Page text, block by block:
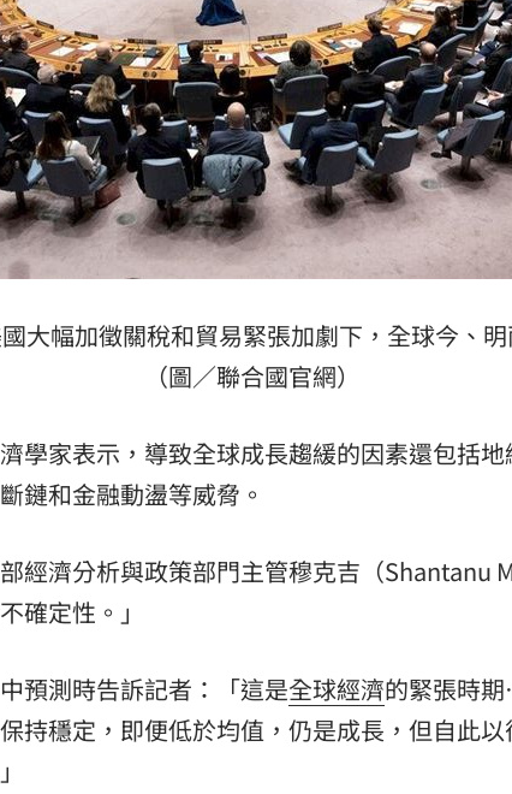
小姐」辯忘吃藥 22:11
頭掛樹上示警 22:07
美食重新上架 22:02
18:00
大道」逐漸成形 12:00
頭獎超「爸」氣 12:00
論壇9/12登場！ 10:30
吃美食！ 18:15
大幅加徵關稅和貿易緊張加劇下，全球今、明
（圖／聯合國官網）
學家表示，導致全球成長趨緩的因素還包括
鏈和金融動盪等威脅。
經濟分析與政策部門主管穆克吉（Shantanu
確定性。」
預測時告訴記者：「這是全球經濟的緊張時
持穩定，即便低於均值，仍是成長，但自此